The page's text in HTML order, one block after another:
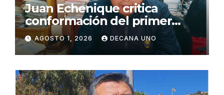
Juan Echenique critica
conformación del primer
gabinete ministerial de Keiko
Fujimori
AGOSTO 1, 2026 DECANA UNO